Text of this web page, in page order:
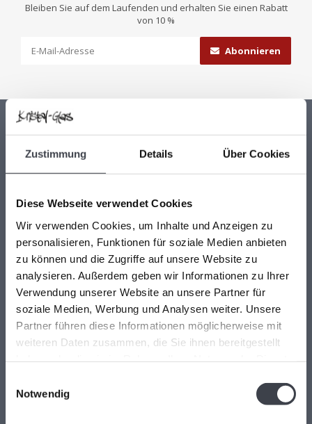
Zustimmung Details Über Cookies
Diese Webseite verwendet Cookies
Wir verwenden Cookies, um Inhalte und Anzeigen zu
personalisieren, Funktionen für soziale Medien anbieten
zu können und die Zugriffe auf unsere Website zu
analysieren. Außerdem geben wir Informationen zu Ihrer
Verwendung unserer Website an unsere Partner für
soziale Medien, Werbung und Analysen weiter. Unsere
Partner führen diese Informationen möglicherweise mit
weiteren Daten zusammen, die Sie ihnen bereitgestellt
Notwendig
Bleiben Sie auf dem Laufenden und erhalten Sie einen Rabatt
von 10 %
Abonnieren
Kristal-Glas Leerdam
Kristal-Glas ist der Online-Shop für Glaskunst und Kristall aus
besuchen. Sie sind herzlich willkommen! Geöffnet Mittwoch bis
Freitag 13 - 17 Uhr Samstag 10 - 17 Uhr.
Hoogstraat 45
4141 BB
Leerdam (NL)
+31(0)345-637599
kristalglas@live.nl